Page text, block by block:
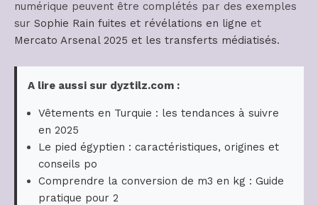
numérique peuvent être complétés par des exemples
sur Sophie Rain fuites et révélations en ligne et
Mercato Arsenal 2025 et les transferts médiatisés.
A lire aussi sur dyztilz.com :
Vêtements en Turquie : les tendances à suivre
en 2025
Le pied égyptien : caractéristiques, origines et
conseils po
Comprendre la conversion de m3 en kg : Guide
pratique pour 2